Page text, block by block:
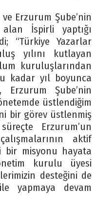
Erzurum Şube’nin
İspirli yaptığı
“Türkiye Yazarlar
yılını kutlayan
kuruluşlarından
kadar yıl boyunca
Erzurum Şube’nin
üstlendiğim
bir görev üstlenmiş
Erzurum’un
aktif
bir misyonu hayata
kurulu üyesi
desteğini de
yapmaya devam